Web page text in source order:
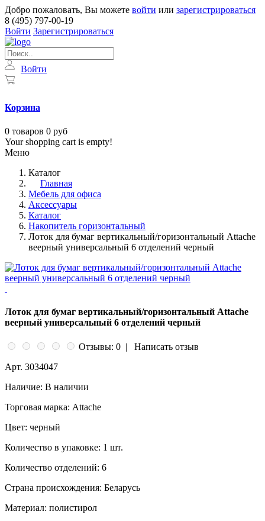
Добро пожаловать, Вы можете войти или зарегистрироваться
8 (495) 797-00-19
Войти Зарегистрироваться
Войти
Корзина
0 товаров 0 руб
Your shopping cart is empty!
Меню
Каталог
Главная
Мебель для офиса
Аксессуары
Каталог
Накопитель горизонтальный
Лоток для бумаг вертикальный/горизонтальный Attache
веерный универсальный 6 отделений черный
Лоток для бумаг вертикальный/горизонтальный Attache
веерный универсальный 6 отделений черный
Отзывы: 0 |
Написать отзыв
Арт. 3034047
Наличие: В наличии
Торговая марка: Attache
Цвет: черный
Количество в упаковке: 1 шт.
Количество отделений: 6
Страна происхождения: Беларусь
Материал: полистирол